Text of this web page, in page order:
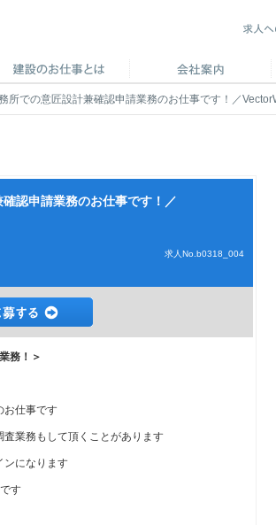
所での意匠設計兼確認申請業務のお仕事です！／
認申請業務のお仕事です！／
求人No.b0318_004
務！＞
お仕事です
業務もして頂くことがあります
ンになります
です